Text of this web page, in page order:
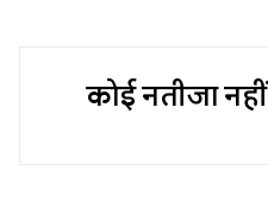
कोई नतीजा